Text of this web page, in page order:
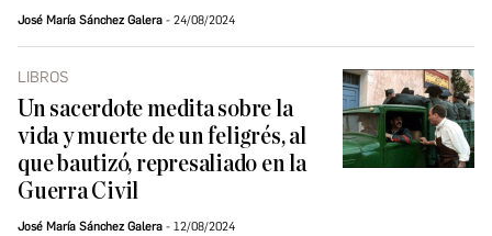
José María Sánchez Galera 24/08/2024
LIBROS
Un sacerdote medita sobre la
vida y muerte de un feligrés, al
que bautizó, represaliado en la
Guerra Civil
José María Sánchez Galera 12/08/2024